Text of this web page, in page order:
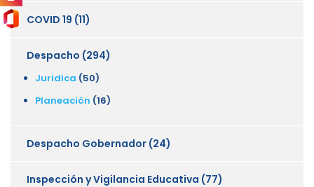
COVID 19 (11)
Despacho (294)
Juridica (50)
Planeación (16)
Despacho Gobernador (24)
Inspección y Vigilancia Educativa (77)